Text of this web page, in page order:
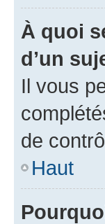
À quoi
d’un
Il vous
de
Haut